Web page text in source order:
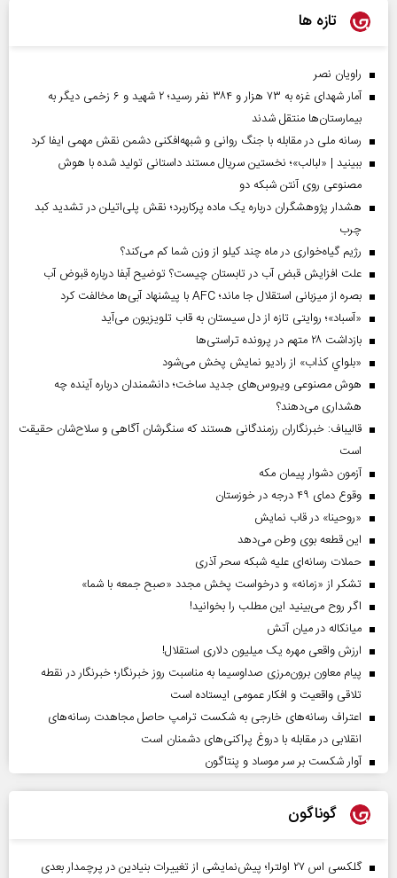
تازه ها
راویان نصر
آمار شهدای غزه به ۷۳ هزار و ۳۸۴ نفر رسید؛ ۲ شهید و ۶ زخمی دیگر به
بیمارستان‌ها منتقل شدند
رسانه ملی در مقابله با جنگ روانی و شبهه‌افکنی دشمن نقش مهمی ایفا کرد
ببینید | «لبالب»؛ نخستین سریال مستند داستانی تولید شده با هوش
مصنوعی روی آنتن شبکه دو
هشدار پژوهشگران درباره یک ماده پرکاربرد؛ نقش پلی‌اتیلن در تشدید کبد
چرب
رژیم گیاه‌خواری در ماه چند کیلو از وزن شما کم می‌کند؟
علت افزایش قبض آب در تابستان چیست؟ توضیح آبفا درباره قبوض آب
بصره از میزبانی استقلال جا ماند؛ AFC با پیشنهاد آبی‌ها مخالفت کرد
«آسباد»؛ روایتی تازه از دل سیستان به قاب تلویزیون می‌آید
بازداشت ۲۸ متهم در پرونده تراستی‌ها
«بلواي کذاب» از رادیو نمایش پخش می‌شود
هوش مصنوعی ویروس‌های جدید ساخت؛ دانشمندان درباره آینده چه
هشداری می‌دهند؟
قالیباف: خبرنگاران رزمندگانی هستند که سنگرشان آگاهی و سلاح‌شان حقیقت
است
آزمون دشوار پیمان مکه
وقوع دمای ۴۹ درجه در خوزستان
«روحینا» در قاب نمایش
این قطعه بوی وطن می‌دهد
حملات رسانه‌ای علیه شبکه سحر آذری
تشکر از «زمانه» و درخواست پخش مجدد «صبح جمعه با شما»
اگر روح می‌بینید این مطلب را بخوانید!
میانکاله در میان آتش
ارزش واقعی مهره یک میلیون دلاری استقلال!
پیام معاون برون‌مرزی صداوسیما به مناسبت روز خبرنگار؛ خبرنگار در نقطه
تلاقی واقعیت و افکار عمومی ایستاده است
اعتراف رسانه‌های خارجی به شکست ترامپ حاصل مجاهدت رسانه‌های
انقلابی در مقابله با دروغ پراکنی‌های دشمنان است
آوار شکست بر سر موساد و پنتاگون
گوناگون
گلکسی اس ۲۷ اولترا؛ پیش‌نمایشی از تغییرات بنیادین در پرچمدار بعدی